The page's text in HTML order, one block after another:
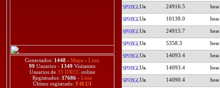
Conectados: 1448 - Mapa - Lista
99 Usuarios - 1349 Visitantes
Usuarios de 33 DXCConline
Registrados: 37686 - Lista
Último registrado: F4LUI
SP9BGL 24916.5
SP9BGL 10138.0
SP9BGL 24915.7
SP9BGL 5358.3
SP9BGL 14093.4
SP9BGL 14093.4
SP9BGL 14090.4